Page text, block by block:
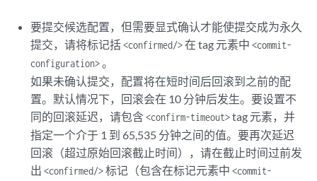
</commit-configuration>
        <synchronize/>
        <force-synchronize/>
</commit-configuration>
</rpc>
要提交候选配置，但需要显式确认才能使提交成为永久
提交，请将标记括<confirmed/>在 tag 元素中<commit-
configuration>。
如果未确认提交，配置将在短时间后回滚到之前的配
置。默认情况下，回滚会在 10 分钟后发生。要设置不
同的回滚延迟，请包含<confirm-timeout>tag 元素，并
指定一个介于 1 到 65,535 分钟之间的值。要再次延迟
回滚（超过原始回滚截止时间），请在截止时间过前发
出<confirmed/>标记（包含在标记元素中<commit-